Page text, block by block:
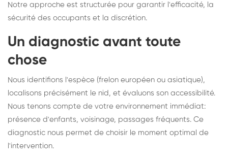
Notre approche est structurée pour garantir l'efficacité, la
sécurité des occupants et la discrétion.
Un diagnostic avant toute
chose
Nous identifions l'espèce (frelon européen ou asiatique),
localisons précisément le nid, et évaluons son accessibilité.
Nous tenons compte de votre environnement immédiat:
présence d'enfants, voisinage, passages fréquents. Ce
diagnostic nous permet de choisir le moment optimal de
l'intervention.